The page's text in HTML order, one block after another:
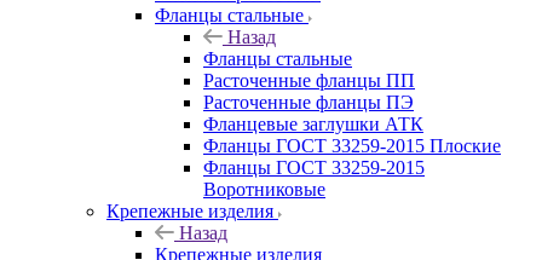
Фланцы стальные
Назад
Фланцы стальные
Расточенные фланцы ПП
Расточенные фланцы ПЭ
Фланцевые заглушки АТК
Фланцы ГОСТ 33259-2015 Плоские
Фланцы ГОСТ 33259-2015
Воротниковые
Крепежные изделия
Назад
Крепежные изделия